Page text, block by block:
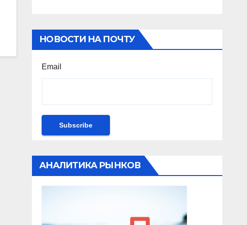
НОВОСТИ НА ПОЧТУ
Email
АНАЛИТИКА РЫНКОВ